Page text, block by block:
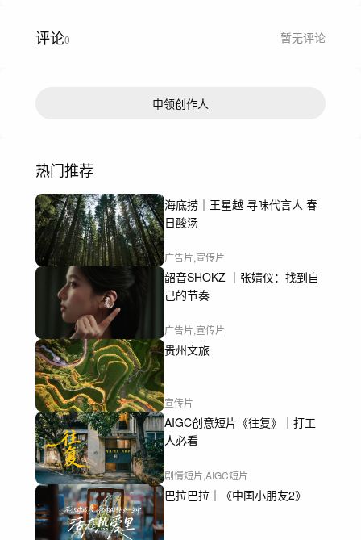
评论0 暂无评论
申领创作人
热门推荐
海底捞｜王星越 寻味代言人 春
日酸汤
广告片,宣传片
韶音SHOKZ ｜张婧仪：找到自
己的节奏
广告片,宣传片
贵州文旅
宣传片
AIGC创意短片《往复》｜打工
人必看
剧情短片,AIGC短片
巴拉巴拉｜《中国小朋友2》